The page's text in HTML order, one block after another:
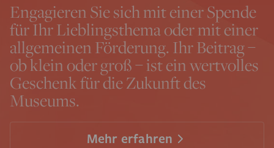
Engagieren Sie sich mit einer Spende
für Ihr Lieblingsthema oder mit einer
allgemeinen Förderung. Ihr Beitrag –
ob klein oder groß – ist ein wertvolles
Geschenk für die Zukunft des
Museums.
Mehr erfahren